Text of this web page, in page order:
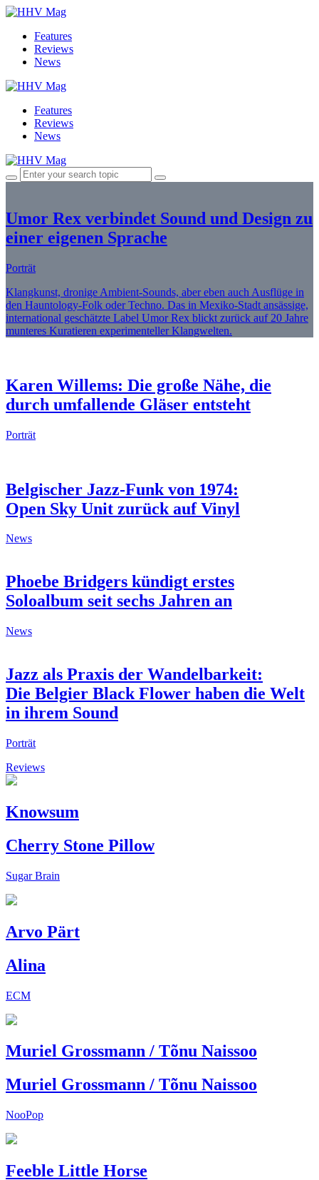
Features
Reviews
News
Features
Reviews
News
Umor Rex verbindet Sound und Design zu
einer eigenen Sprache
Porträt
Klangkunst, dronige Ambient-Sounds, aber eben auch Ausflüge in
den Hauntology-Folk oder Techno. Das in Mexiko-Stadt ansässige,
international geschätzte Label Umor Rex blickt zurück auf 20 Jahre
munteres Kuratieren experimenteller Klangwelten.
Karen Willems: Die große Nähe, die
durch umfallende Gläser entsteht
Porträt
Belgischer Jazz-Funk von 1974:
Open Sky Unit zurück auf Vinyl
News
Phoebe Bridgers kündigt erstes
Soloalbum seit sechs Jahren an
News
Jazz als Praxis der Wandelbarkeit:
Die Belgier Black Flower haben die Welt
in ihrem Sound
Porträt
Reviews
Knowsum
Cherry Stone Pillow
Sugar Brain
Arvo Pärt
Alina
ECM
Muriel Grossmann / Tõnu Naissoo
Muriel Grossmann / Tõnu Naissoo
NooPop
Feeble Little Horse